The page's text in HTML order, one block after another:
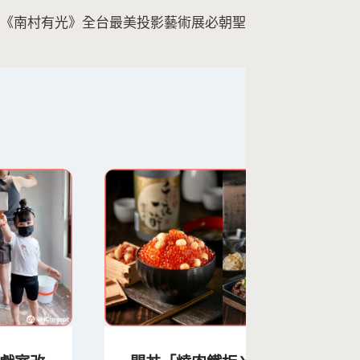
南村有光》全台最美投影藝術展必朝聖